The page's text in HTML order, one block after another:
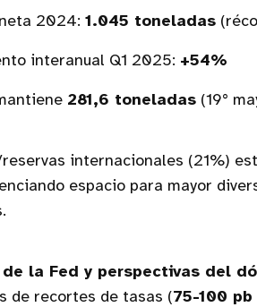
2024: 1.045 toneladas
interanual Q1 2025: +54%
281,6 toneladas (19°
internacionales (21%)
espacio para mayor
la Fed y perspectivas del
de recortes de tasas (75-100 pb